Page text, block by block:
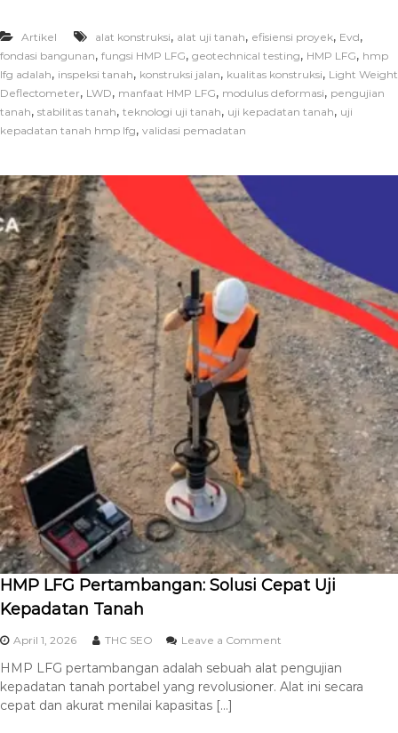
Artikel alat konstruksi, alat uji tanah, efisiensi proyek, Evd,
fondasi bangunan, fungsi HMP LFG, geotechnical testing, HMP LFG, hmp
lfg adalah, inspeksi tanah, konstruksi jalan, kualitas konstruksi, Light Weight
Deflectometer, LWD, manfaat HMP LFG, modulus deformasi, pengujian
tanah, stabilitas tanah, teknologi uji tanah, uji kepadatan tanah, uji
kepadatan tanah hmp lfg, validasi pemadatan
HMP LFG Pertambangan: Solusi Cepat Uji
Kepadatan Tanah
April 1, 2026 THC SEO Leave a Comment
HMP LFG pertambangan adalah sebuah alat pengujian
kepadatan tanah portabel yang revolusioner. Alat ini secara
cepat dan akurat menilai kapasitas […]